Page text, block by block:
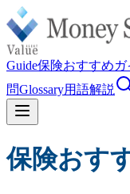
Guide保険おすすめガ
問Glossary用語解説
保険おす